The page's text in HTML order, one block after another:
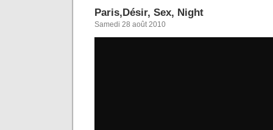
Paris,Désir, Sex, Night
Samedi 28 août 2010